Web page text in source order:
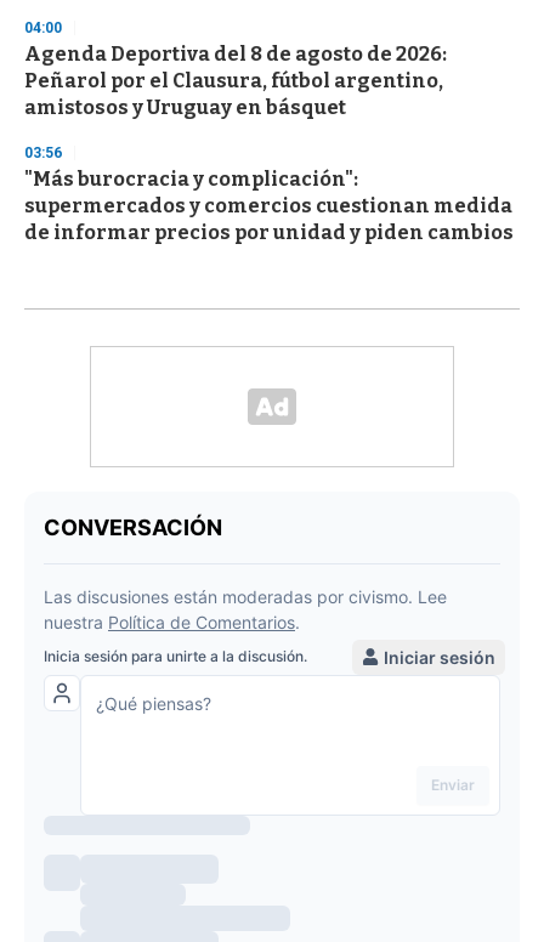
04:00
Agenda Deportiva del 8 de agosto de 2026:
Peñarol por el Clausura, fútbol argentino,
amistosos y Uruguay en básquet
03:56
"Más burocracia y complicación":
supermercados y comercios cuestionan medida
de informar precios por unidad y piden cambios